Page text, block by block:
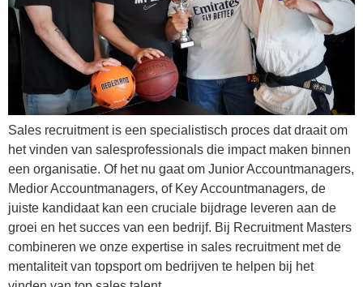
Sales recruitment is een specialistisch proces dat draait om
het vinden van salesprofessionals die impact maken binnen
een organisatie. Of het nu gaat om Junior Accountmanagers,
Medior Accountmanagers, of Key Accountmanagers, de
juiste kandidaat kan een cruciale bijdrage leveren aan de
groei en het succes van een bedrijf. Bij Recruitment Masters
combineren we onze expertise in sales recruitment met de
mentaliteit van topsport om bedrijven te helpen bij het